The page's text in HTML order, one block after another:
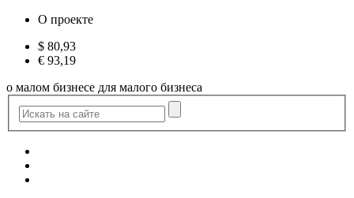
О проекте
$ 80,93
€ 93,19
о малом бизнесе для малого бизнеса